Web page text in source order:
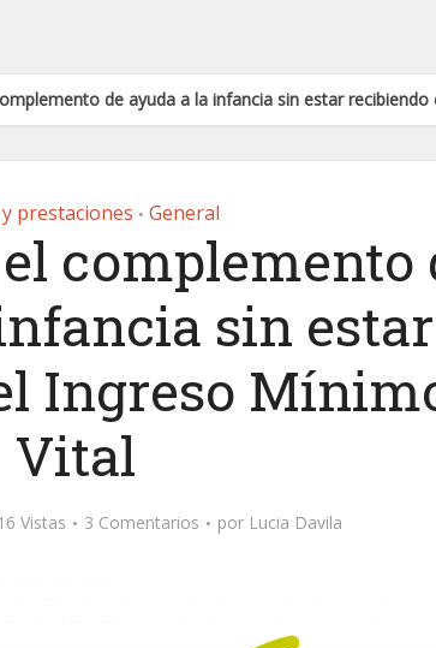
de ayuda a la infancia sin estar
prestaciones • General
complemento
sin estar
Ingreso
Vital
Vistas 3 Comentarios por Lucia Davila